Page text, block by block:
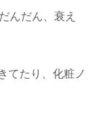
んだん、衰え
てたり、化粧ノ